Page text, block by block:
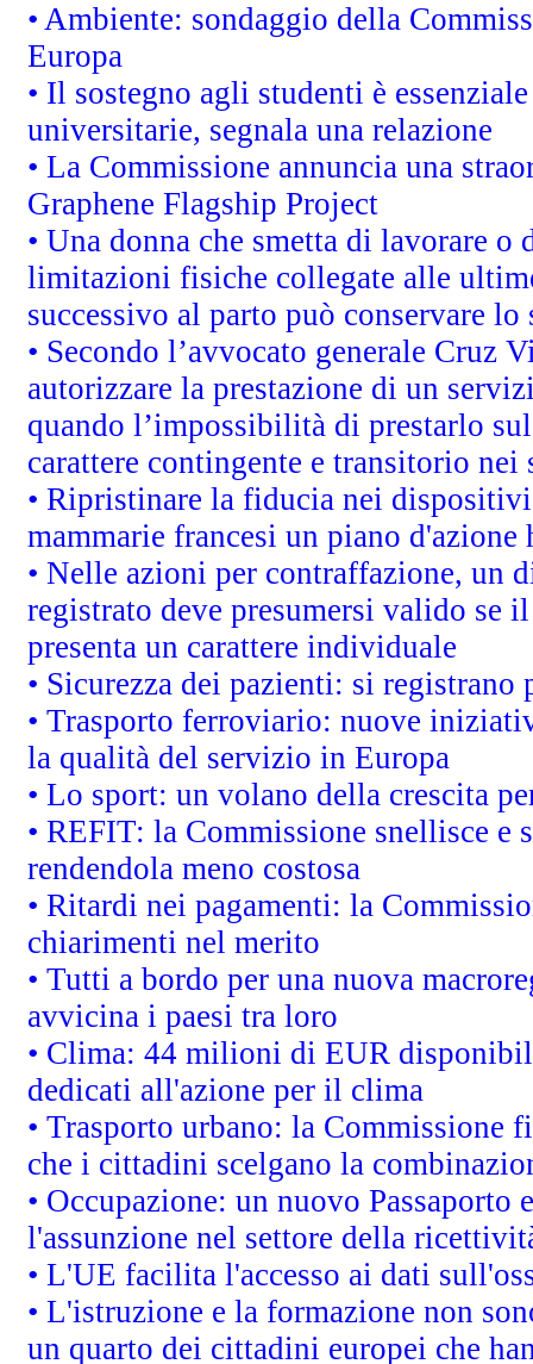
• Ambiente: sondaggio della
Europa
• Il sostegno agli studenti è
universitarie, segnala una relazione
• La Commissione annuncia una
Graphene Flagship Project
• Una donna che smetta di lavorare
limitazioni fisiche collegate alle
successivo al parto può conservare
• Secondo l’avvocato generale Cruz
autorizzare la prestazione di un
quando l’impossibilità di prestarlo
carattere contingente e transitorio
• Ripristinare la fiducia nei
mammarie francesi un piano
• Nelle azioni per contraffazione, un
registrato deve presumersi valido se
presenta un carattere individuale
• Sicurezza dei pazienti: si
• Trasporto ferroviario: nuove
la qualità del servizio in Europa
• Lo sport: un volano della crescita
• REFIT: la Commissione snellisce
rendendola meno costosa
• Ritardi nei pagamenti: la
chiarimenti nel merito
• Tutti a bordo per una nuova
avvicina i paesi tra loro
• Clima: 44 milioni di EUR
dedicati all'azione per il clima
• Trasporto urbano: la Commissione
che i cittadini scelgano la
• Occupazione: un nuovo Passaporto
l'assunzione nel settore della
• L'UE facilita l'accesso ai dati
• L'istruzione e la formazione non
un quarto dei cittadini europei che